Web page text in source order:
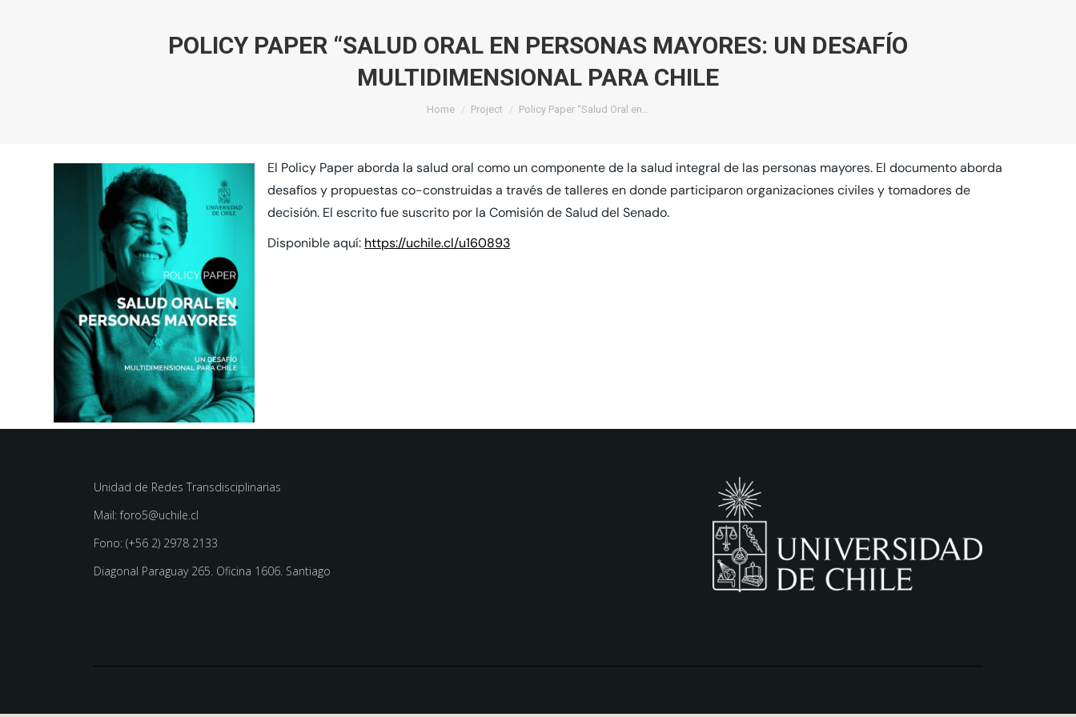
POLICY PAPER “SALUD ORAL EN PERSONAS MAYORES: UN DESAFÍO
MULTIDIMENSIONAL PARA CHILE
You are here:
Home Project Policy Paper “Salud Oral en…
El Policy Paper aborda la salud oral como un componente de la salud integral de las personas mayores. El documento aborda
desafíos y propuestas co-construidas a través de talleres en donde participaron organizaciones civiles y tomadores de
decisión. El escrito fue suscrito por la Comisión de Salud del Senado.
Disponible aquí: https://uchile.cl/u160893
Unidad de Redes Transdisciplinarias
Mail: foro5@uchile.cl
Fono: (+56 2) 2978 2133
Diagonal Paraguay 265. Oficina 1606. Santiago